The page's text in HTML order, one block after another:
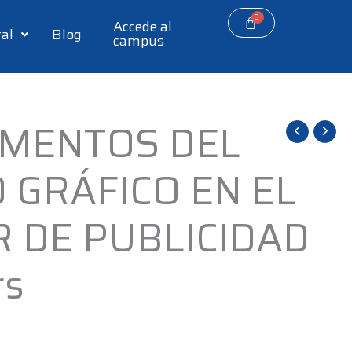
Blog Accede al
campus
DEL
GRÁFICO EN EL
DE PUBLICIDAD